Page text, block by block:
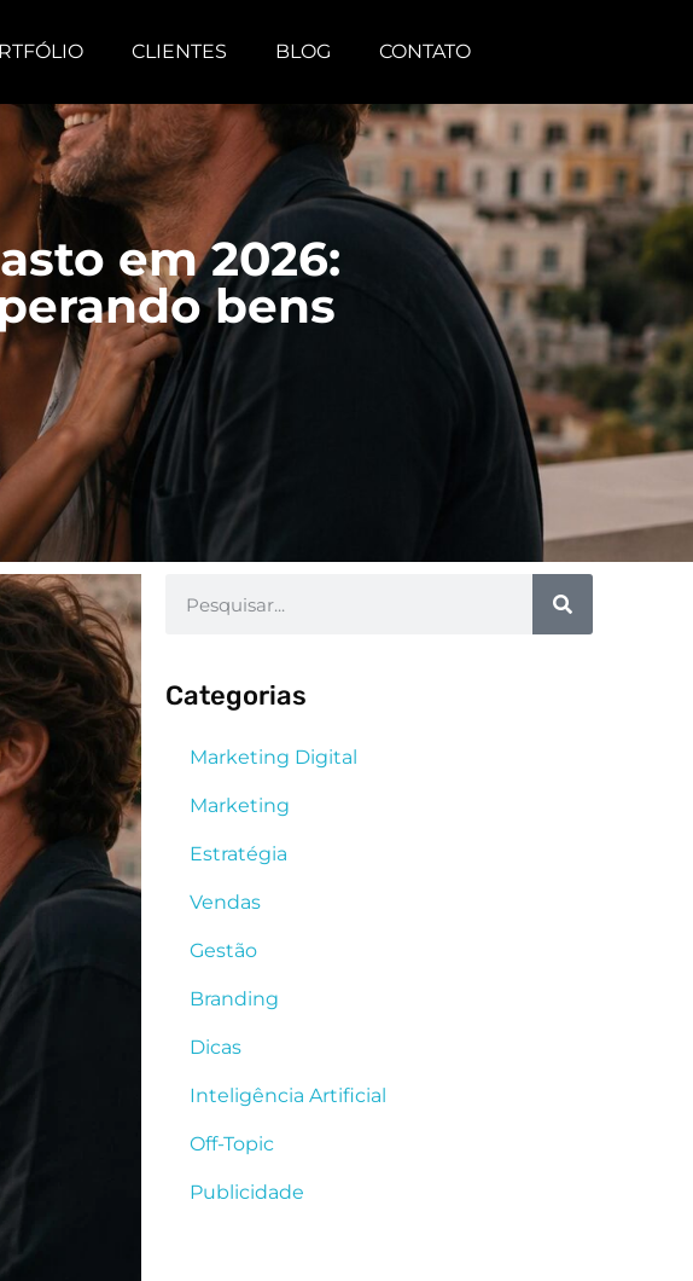
CLIENTES BLOG CONTATO
em 2026:
bens
Categorias
Marketing Digital
Marketing
Estratégia
Vendas
Gestão
Branding
Dicas
Inteligência Artificial
Off-Topic
Publicidade